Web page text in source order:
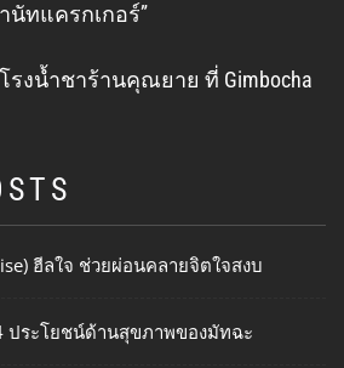
นัทแครกเกอร์”
งน้ำชาร้านคุณยาย ที่ Gimbocha
ฮีลใจ ช่วยผ่อนคลายจิตใจสงบ
ประโยชน์ด้านสุขภาพของมัทฉะ